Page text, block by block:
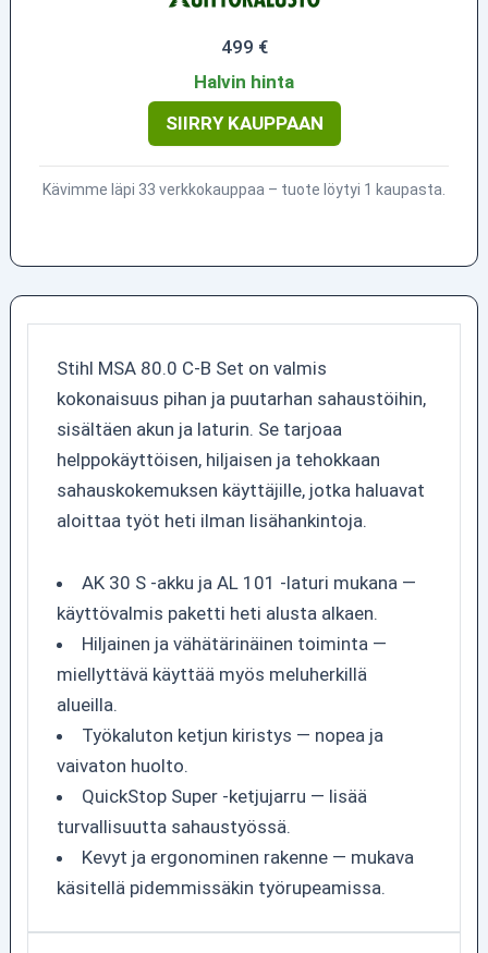
499 €
Halvin hinta
SIIRRY KAUPPAAN
Kävimme läpi 33 verkkokauppaa – tuote löytyi 1 kaupasta.
Stihl MSA 80.0 C-B Set on valmis
kokonaisuus pihan ja puutarhan sahaustöihin,
sisältäen akun ja laturin. Se tarjoaa
helppokäyttöisen, hiljaisen ja tehokkaan
sahauskokemuksen käyttäjille, jotka haluavat
aloittaa työt heti ilman lisähankintoja.
AK 30 S -akku ja AL 101 -laturi mukana —
käyttövalmis paketti heti alusta alkaen.
Hiljainen ja vähätärinäinen toiminta —
miellyttävä käyttää myös meluherkillä
alueilla.
Työkaluton ketjun kiristys — nopea ja
vaivaton huolto.
QuickStop Super -ketjujarru — lisää
turvallisuutta sahaustyössä.
Kevyt ja ergonominen rakenne — mukava
käsitellä pidemmissäkin työrupeamissa.